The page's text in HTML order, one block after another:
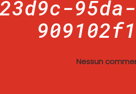
Nessun